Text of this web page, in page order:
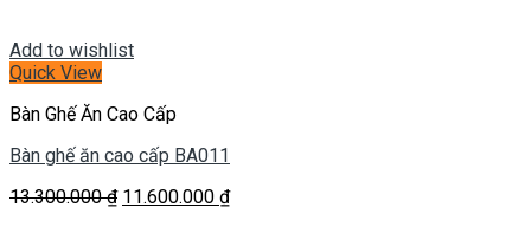
Add to wishlist
Quick View
Bàn Ghế Ăn Cao Cấp
Bàn ghế ăn cao cấp BA011
13.300.000₫ Giá
11.600.000 ₫Giá